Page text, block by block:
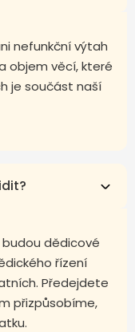
nefunkční výtah
objem věcí, které
je součást naší
dědicové
řízení
Předejdete
přizpůsobíme,